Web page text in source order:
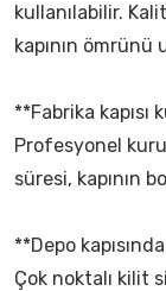
kullanılabilir.
kapının ömrünü
**Fabrika
Profesyonel
süresi, kapının
**Depo
Çok noktalı kilit